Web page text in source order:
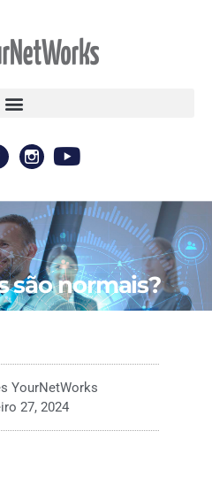
são normais?
YourNetWorks
27, 2024